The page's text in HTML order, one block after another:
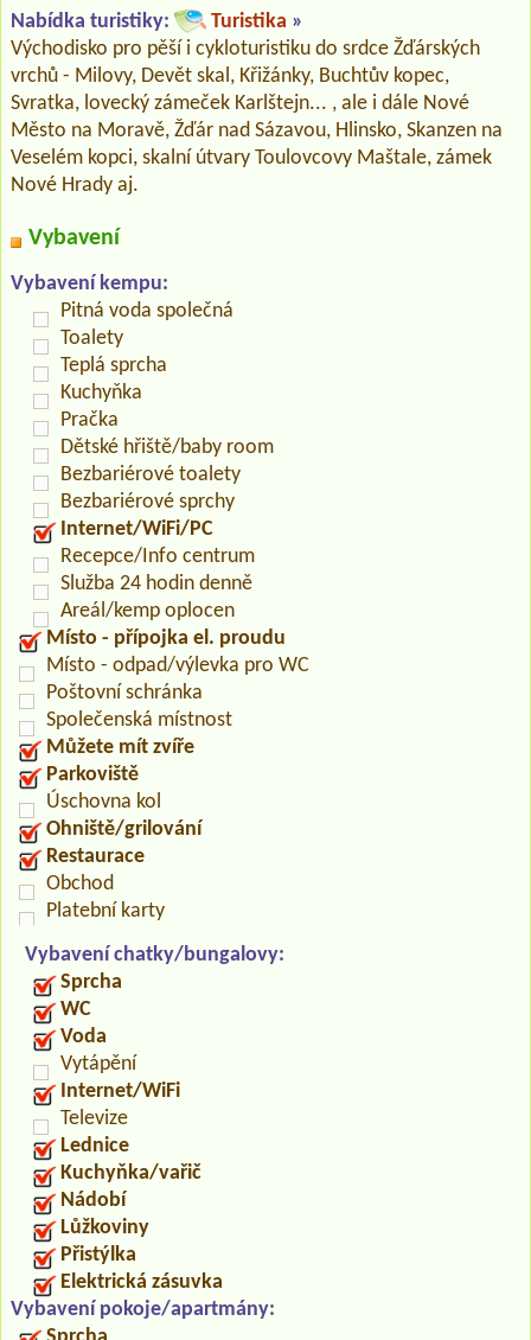
Nabídka turistiky: Turistika »
Východisko pro pěší i cykloturistiku do srdce Žďárských
vrchů - Milovy, Devět skal, Křižánky, Buchtův kopec,
Svratka, lovecký zámeček Karlštejn... , ale i dále Nové
Město na Moravě, Žďár nad Sázavou, Hlinsko, Skanzen na
Veselém kopci, skalní útvary Toulovcovy Maštale, zámek
Nové Hrady aj.
Vybavení
Vybavení kempu:
Pitná voda společná
Toalety
Teplá sprcha
Kuchyňka
Pračka
Dětské hřiště/baby room
Bezbariérové toalety
Bezbariérové sprchy
Internet/WiFi/PC
Recepce/Info centrum
Služba 24 hodin denně
Areál/kemp oplocen
Místo - přípojka el. proudu
Místo - odpad/výlevka pro WC
Poštovní schránka
Společenská místnost
Můžete mít zvíře
Parkoviště
Úschovna kol
Ohniště/grilování
Restaurace
Obchod
Platební karty
Vybavení chatky/bungalovy:
Sprcha
WC
Voda
Vytápění
Internet/WiFi
Televize
Lednice
Kuchyňka/vařič
Nádobí
Lůžkoviny
Přistýlka
Elektrická zásuvka
Vybavení pokoje/apartmány: